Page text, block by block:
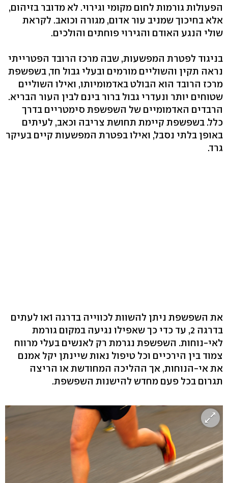
הפעולות גורמות לחום מקומי וגירוי. לא מדובר בזיהום,
אלא בחיכוך שמניב עור אדום, מגורה וכואב. לקראת
שולי הנגע האודם והגירוי פוחתים והולכים.
בניגוד לפטרת המפשעות, שבה מרכז הרובד הפטרייתי
נראה תקין והשוליים מורמים ובעלי גבול חד, בשפשפת
מרכז הרובד הוא הבולט באדמומיותו, ואילו השוליים
שטוחים יותר ונעדרי גבול ברור בינם לבין העור הבריא.
הרבדים האדמומיים של השפשפת סימטריים בדרך
כלל. בשפשפת קיימת תחושת צריבה וכאב, לעיתים
באופן בלתי נסבל, ואילו בפטרת המפשעות קיים בעיקר
גרד.
את השפשפת ניתן להשוות לכווייה בדרגה 1או לעתים
בדרגה 2, עד כדי כך שאפילו נגיעה במקום גורמת
לאי-נוחות. השפשפת נגרמת רק לאנשים בעלי מרווח
צמוד בין הירכיים וכל טיפול נאות שיינתן יקל אמנם
את אי-הנוחות, אך ההליכה המחודשת או הריצה
תגרום בכל פעם מחדש להישנות השפשפת.